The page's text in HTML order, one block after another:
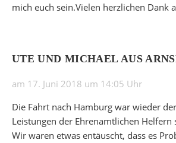
mich euch sein.Vielen herzlichen Dank
UTE UND MICHAEL AUS
am 17. Juni 2018 um 14:05 Uhr
Die Fahrt nach Hamburg war wieder
Leistungen der Ehrenamtlichen Helfern
Wir waren etwas entäuscht, dass es